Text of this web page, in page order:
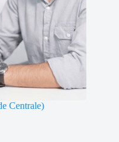
Centrale)